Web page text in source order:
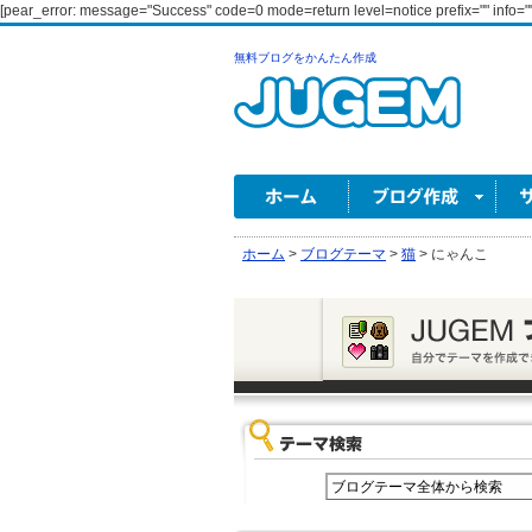
[pear_error: message="Success" code=0 mode=return level=notice prefix=""
無料ブログをかんたん作成
ホーム > ブログテーマ > 猫 > にゃんこ